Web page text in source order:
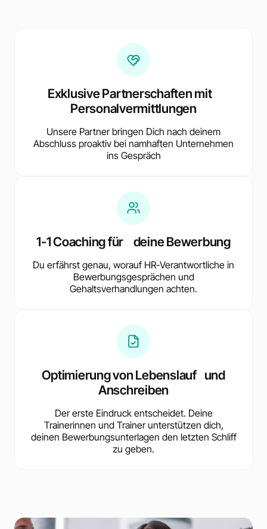
Exklusive Partnerschaften mit
Personalvermittlungen
Unsere Partner bringen Dich nach deinem
Abschluss proaktiv bei namhaften Unternehmen
ins Gespräch
1-1 Coaching für deine Bewerbung
Du erfährst genau, worauf HR-Verantwortliche in
Bewerbungsgesprächen und
Gehaltsverhandlungen achten.
Optimierung von Lebenslauf und
Anschreiben
Der erste Eindruck entscheidet. Deine
Trainerinnen und Trainer unterstützen dich,
deinen Bewerbungsunterlagen den letzten Schliff
zu geben.